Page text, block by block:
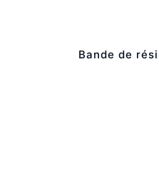
Bande de